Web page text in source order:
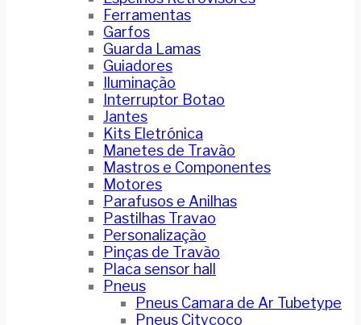
Ferramentas
Garfos
Guarda Lamas
Guiadores
Iluminação
Interruptor Botao
Jantes
Kits Eletrónica
Manetes de Travão
Mastros e Componentes
Motores
Parafusos e Anilhas
Pastilhas Travao
Personalização
Pinças de Travão
Placa sensor hall
Pneus
Pneus Camara de Ar Tubetype
Pneus Citycoco